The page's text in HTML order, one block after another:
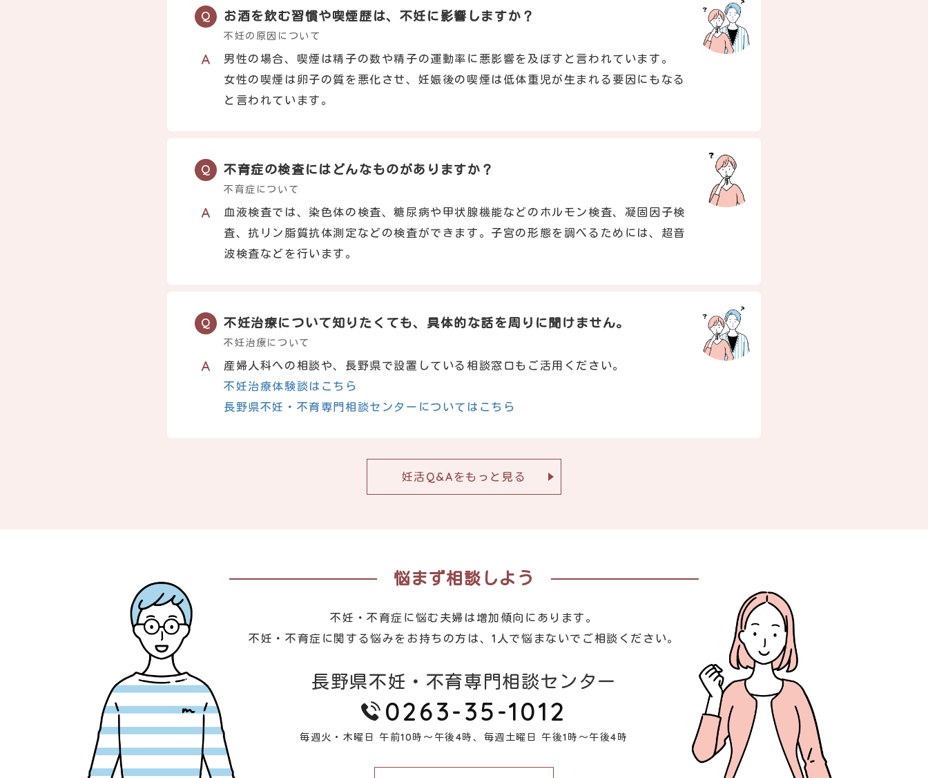
お酒を飲む習慣や喫煙歴は、不妊に影響しますか？
不妊の原因について
男性の場合、喫煙は精子の数や精子の運動率に悪影響を及ぼすと言われています。
女性の喫煙は卵子の質を悪化させ、妊娠後の喫煙は低体重児が生まれる要因にもなる
と言われています。
不育症の検査にはどんなものがありますか？
不育症について
血液検査では、染色体の検査、糖尿病や甲状腺機能などのホルモン検査、凝固因子検
査、抗リン脂質抗体測定などの検査ができます。子宮の形態を調べるためには、超音
波検査などを行います。
不妊治療について知りたくても、具体的な話を周りに聞けません。
不妊治療について
産婦人科への相談や、長野県で設置している相談窓口もご活用ください。
不妊治療体験談はこちら
長野県不妊・不育専門相談センターについてはこちら
妊活Q&Aをもっと見る
悩まず相談しよう
不妊・不育症に悩む夫婦は増加傾向にあります。
不妊・不育症に関する悩みをお持ちの方は、1人で悩まないでご相談ください。
長野県不妊・不育専門相談センター
0263-35-1012
毎週火・木曜日 午前10時～午後4時、 毎週土曜日 午後1時～午後4時